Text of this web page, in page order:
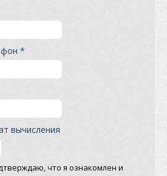
*
вычисления
что я ознакомлен и